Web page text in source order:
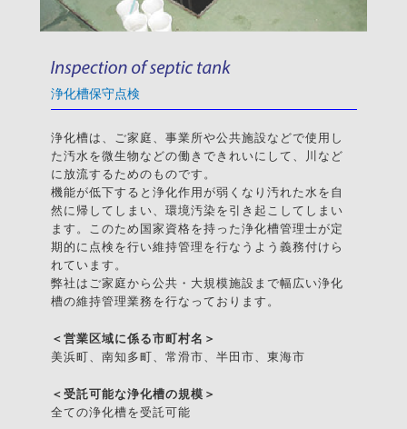
浄化槽保守点検
浄化槽は、ご家庭、事業所や公共施設などで使用し
た汚水を微生物などの働きできれいにして、川など
に放流するためのものです。
機能が低下すると浄化作用が弱くなり汚れた水を自
然に帰してしまい、環境汚染を引き起こしてしまい
ます。このため国家資格を持った浄化槽管理士が定
期的に点検を行い維持管理を行なうよう義務付けら
れています。
弊社はご家庭から公共・大規模施設まで幅広い浄化
槽の維持管理業務を行なっております。
＜営業区域に係る市町村名＞
美浜町、南知多町、常滑市、半田市、東海市
＜受託可能な浄化槽の規模＞
全ての浄化槽を受託可能